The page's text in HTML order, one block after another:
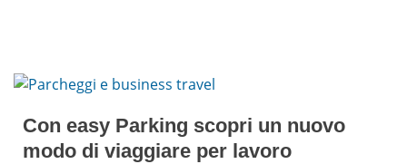
Con easy Parking scopri un nuovo
modo di viaggiare per lavoro